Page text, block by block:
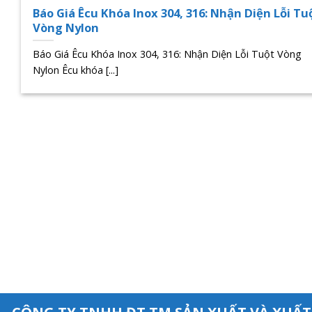
Báo Giá Êcu Khóa Inox 304, 316: Nhận Diện Lỗi
Vòng Nylon
Báo Giá Êcu Khóa Inox 304, 316: Nhận Diện Lỗi Tuột Vòng
Nylon Êcu khóa [...]